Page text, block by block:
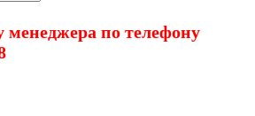
по телефону